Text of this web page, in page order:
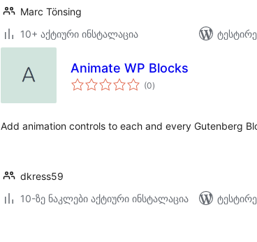
Marc Tönsing
10+ აქტიური ინსტალაცია
Animate WP Blocks
(0საერთო
რეიტინგი
)
Add animation controls to each and every Gutenberg
dkress59
10-ზე ნაკლები აქტიური ინსტალაცია